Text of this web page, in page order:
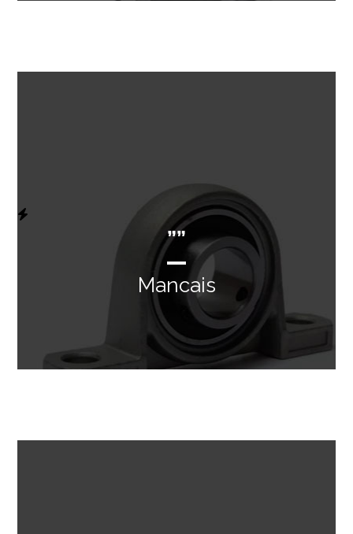
””
Mancais